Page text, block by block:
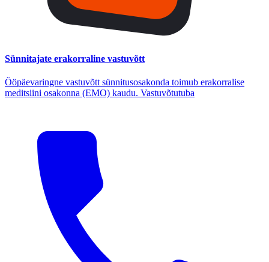
Sünnitajate erakorraline vastuvõtt
Ööpäevaringne vastuvõtt sünnitusosakonda toimub erakorralise
meditsiini osakonna (EMO) kaudu. Vastuvõtutuba